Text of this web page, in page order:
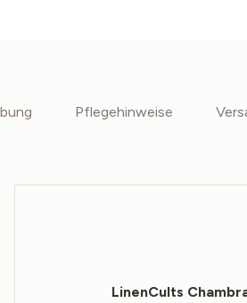
Pflegehinweise
LinenCults